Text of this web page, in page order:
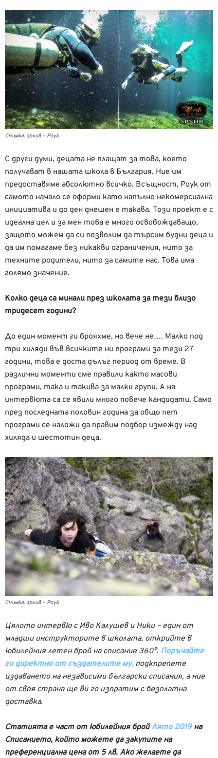
Снимка: архив – Роук
С други думи, децата не плащат за това, което
получават в нашата школа в България. Ние им
предоставяме абсолютно всичко. Всъщност, Роук от
самото начало се оформи като напълно некомерсиална
инициатива и до ден днешен е такава. Този проект е с
идеална цел и за мен това е много освобождаващо,
защото можем да си позволим да търсим будни деца и
да им помагаме без никакви ограничения, нито за
техните родители, нито за самите нас. Това има
голямо значение.
Колко деца са минали през школата за тези близо
тридесет години?
До един момент ги брояхме, но вече не…. Малко под
три хиляди във всичките ни програми за тези 27
години, това е доста дълъг период от време. В
различни моменти сме правили както масови
програми, така и такива за малки групи. А на
интервюта са се явили много повече кандидати. Само
през последната половин година за общо пет
програми се наложи да правим подбор измежду над
хиляда и шестотин деца.
Снимка: архив – Роук
Цялото интервю с Иво Калушев и Ники – един от
младши инструкторите в школата, открийте в
юбилейния летен брой на списание 360°. Поръчайте
го директно от създателите му, подкпрепете
издаването на независими български списания, а ние
от своя страна ще ви го изпратим с безплатна
доставка.
Статията е част от юбилейния бройЛято 2019на
Списанието, който можете да закупите на
преференциална цена от 5 лв. Ако желаете да